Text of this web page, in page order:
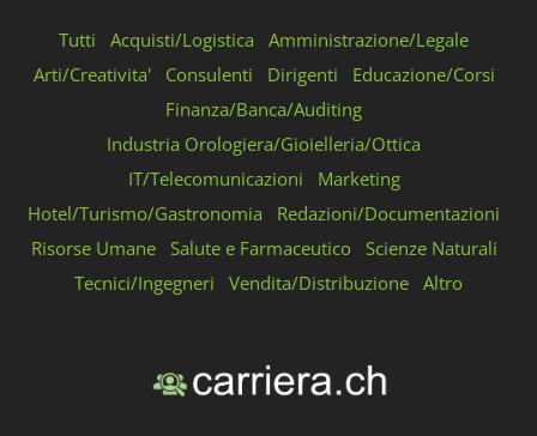
Tutti Acquisti/Logistica
Amministrazione/Legale
Arti/Creativita'
Consulenti Dirigenti
Educazione/Corsi
Finanza/Banca/Auditing
Industria Orologiera/Gioielleria/Ottica
IT/Telecomunicazioni
Marketing
Hotel/Turismo/Gastronomia
Redazioni/Documentazioni
Risorse Umane
Salute e Farmaceutico
Scienze Naturali
Tecnici/Ingegneri
Vendita/Distribuzione Altro